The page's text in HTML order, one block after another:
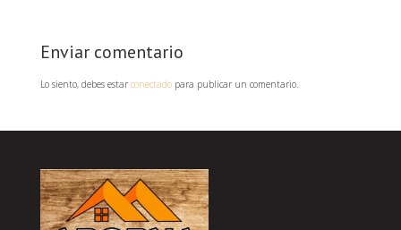
Enviar comentario
Lo siento, debes estar conectadopara publicar un comentario.